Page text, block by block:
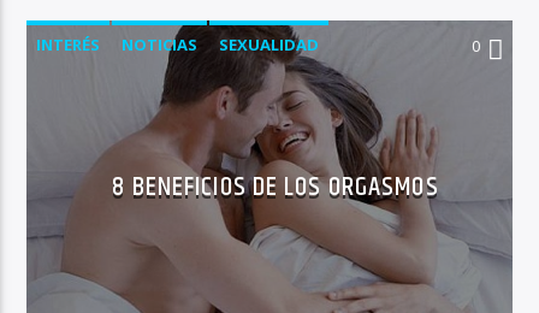
INTERÉS NOTICIAS SEXUALIDAD 0
8 BENEFICIOS DE LOS ORGASMOS